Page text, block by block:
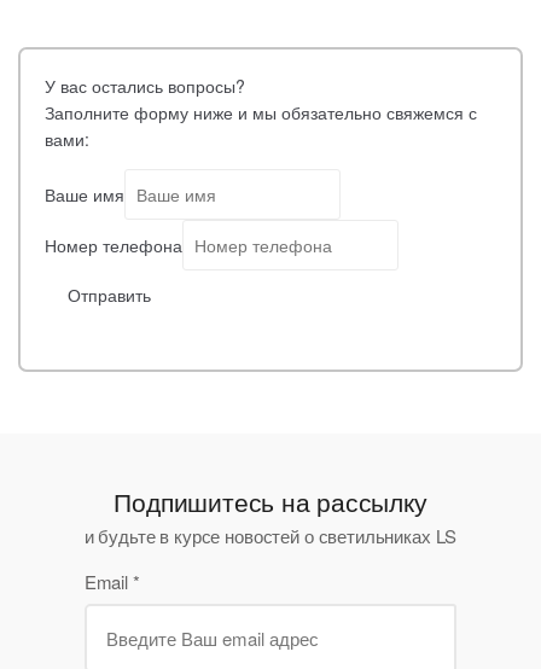
У вас остались вопросы?
Заполните форму ниже и мы обязательно свяжемся с
вами:
Ваше имя
Номер телефона
Отправить
Подпишитесь на рассылку
и будьте в курсе новостей о светильниках LS
Email*